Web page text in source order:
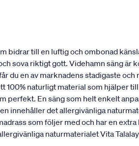
till en luftig och ombonad
sova riktigt gott. Videhamn säng
du en av marknadens stadigaste
100% naturligt material som
perfekt. En säng som helt enkelt
innehåller det allergivänliga
som följer med och har en
naturmaterialet Vita